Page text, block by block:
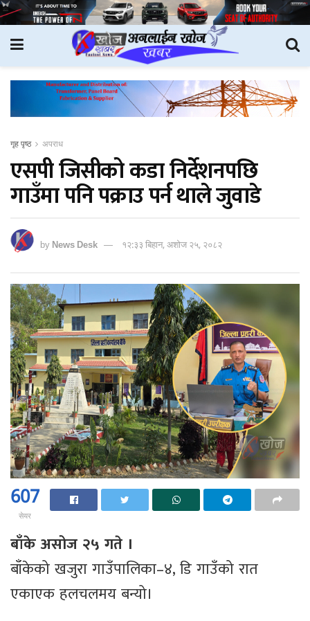
गृह पृष्ठ अपराध
एसपी जिसीको कडा निर्देशनपछि
गाउँमा पनि पक्राउ पर्न थाले जुवाडे
byNews Desk १२:३३ बिहान, अशोज २५, २०८२
607
सेयर
बाँके असोज २५ गते ।
बाँकेको खजुरा गाउँपालिका–४, डि गाउँको रात
एकाएक हलचलमय बन्यो।